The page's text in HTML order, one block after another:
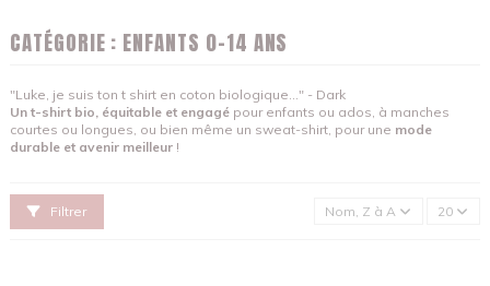
CATÉGORIE : ENFANTS 0-14 ANS
"Luke, je suis ton t shirt en coton biologique..." - Dark
Un t-shirt bio, équitable et engagé pour enfants ou ados, à manches
courtes ou longues, ou bien même un sweat-shirt, pour une mode
durable et avenir meilleur !
Filtrer Nom, Z à A 20